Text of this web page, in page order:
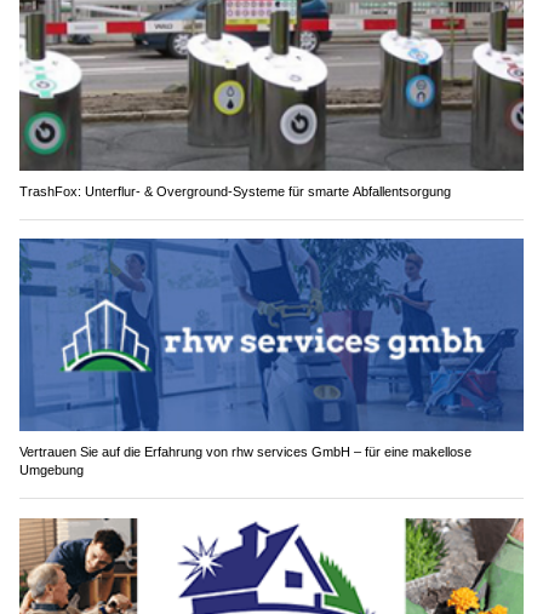
TrashFox: Unterflur- & Overground-Systeme für smarte Abfallentsorgung
Vertrauen Sie auf die Erfahrung von rhw services GmbH – für eine makellose
Umgebung